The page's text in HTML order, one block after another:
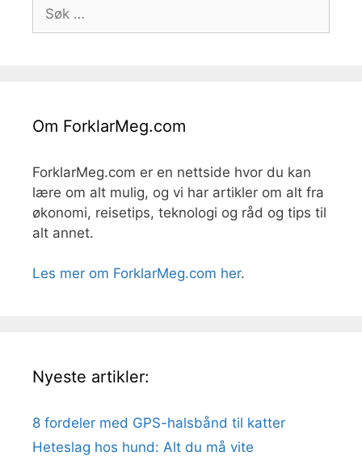
etter:
Om ForklarMeg.com
ForklarMeg.com er en nettside hvor du kan
lære om alt mulig, og vi har artikler om alt fra
økonomi, reisetips, teknologi og råd og tips til
alt annet.
Les mer om ForklarMeg.com her.
Nyeste artikler:
8 fordeler med GPS-halsbånd til katter
Heteslag hos hund: Alt du må vite